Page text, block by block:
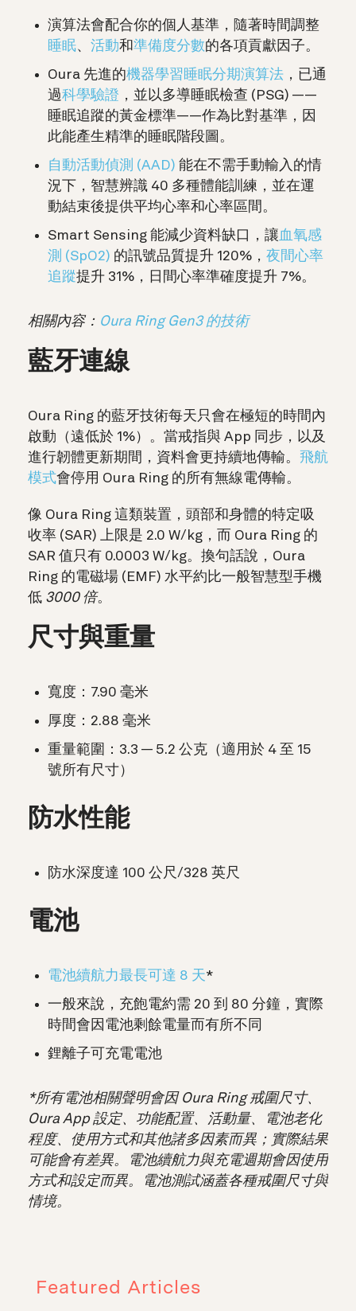
演算法會配合你的個人基準，隨著時間調整
睡眠、 活動和準備度分數的各項貢獻因子。
Oura 先進的機器學習睡眠分期演算法 ，已通
過科學驗證 ，並以多導睡眠檢查 (PSG) ——
睡眠追蹤的黃金標準——作為比對基準，因
此能產生精準的睡眠階段圖。
自動活動偵測 (AAD) 能在不需手動輸入的情
況下，智慧辨識 40 多種體能訓練，並在運
動結束後提供平均心率和心率區間。
Smart Sensing 能減少資料缺口，讓血氧感
測 (SpO2) 的訊號品質提升 120%， 夜間心率
追蹤提升 31%， 日間心率準確度提升 7%。
相關內容： Oura Ring Gen3 的技術
藍牙連線
Oura Ring 的藍牙技術每天只會在極短的時間內
啟動（遠低於 1%）。當戒指與 App 同步，以及
進行韌體更新期間，資料會更持續地傳輸。 飛航
模式會停用 Oura Ring 的所有無線電傳輸。
像 Oura Ring 這類裝置，頭部和身體的特定吸
收率 (SAR) 上限是 2.0 W/kg，而 Oura Ring 的
SAR 值只有 0.0003 W/kg。換句話說，Oura
Ring 的電磁場 (EMF) 水平約比一般智慧型手機
低 3000 倍。
尺寸與重量
寬度：7.90 毫米
厚度：2.88 毫米
重量範圍：3.3 — 5.2 公克（適用於 4 至 15
號所有尺寸）
防水性能
防水深度達 100 公尺/328 英尺
電池
電池續航力最長可達 8 天*
一般來說，充飽電約需 20 到 80 分鐘，實際
時間會因電池剩餘電量而有所不同
鋰離子可充電電池
*所有電池相關聲明會因 Oura Ring 戒圍尺寸、
Oura App 設定、功能配置、活動量、電池老化
程度、使用方式和其他諸多因素而異；實際結果
可能會有差異。電池續航力與充電週期會因使用
方式和設定而異。電池測試涵蓋各種戒圍尺寸與
情境。
Featured Articles